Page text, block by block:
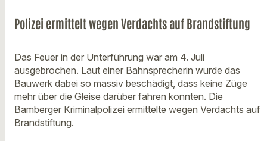
Polizei ermittelt wegen Verdachts auf Brandstiftung
Das Feuer in der Unterführung war am 4. Juli
ausgebrochen. Laut einer Bahnsprecherin wurde das
Bauwerk dabei so massiv beschädigt, dass keine Züge
mehr über die Gleise darüber fahren konnten. Die
Bamberger Kriminalpolizei ermittelte wegen Verdachts auf
Brandstiftung.